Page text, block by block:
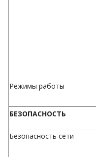
Режимы работы
БЕЗОПАСНОСТЬ
Безопасность сети